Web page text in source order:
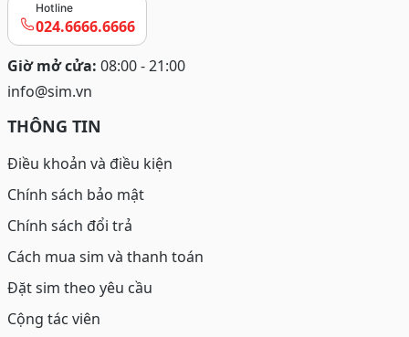
Hotline
024.6666.6666
Giờ mở cửa: 08:00 - 21:00
info@sim.vn
THÔNG TIN
Điều khoản và điều kiện
Chính sách bảo mật
Chính sách đổi trả
Cách mua sim và thanh toán
Đặt sim theo yêu cầu
Cộng tác viên